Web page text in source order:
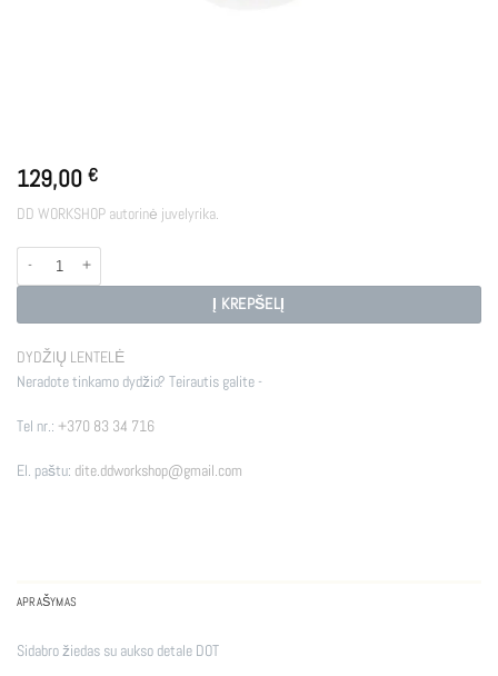
129,00 €
DD WORKSHOP autorinė juvelyrika.
produkto kiekis: DOT
Į KREPŠELĮ
DYDŽIŲ LENTELĖ
Neradote tinkamo dydžio? Teirautis galite -
Tel nr.: +370 83 34 716
El. paštu: dite.ddworkshop@gmail.com
APRAŠYMAS
Sidabro žiedas su aukso detale DOT